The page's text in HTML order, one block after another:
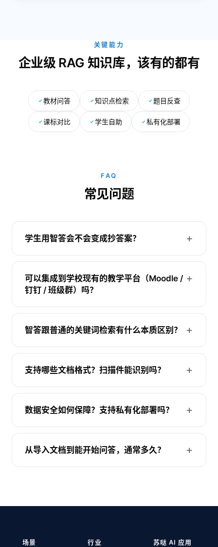
关键能力
企业级 RAG 知识库，该有的都有
教材问答 知识点检索 题目反查
课标对比 学生自助 私有化部署
FAQ
常见问题
学生用智答会不会变成抄答案？
可以集成到学校现有的教学平台（Moodle /
钉钉 / 班级群）吗？
智答跟普通的关键词检索有什么本质区别？
支持哪些文档格式？扫描件能识别吗？
数据安全如何保障？支持私有化部署吗？
从导入文档到能开始问答，通常多久？
场景 行业 苏哒 AI 应用